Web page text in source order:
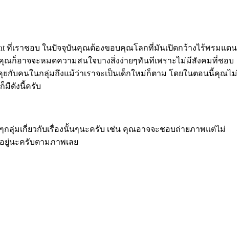
ที่เราชอบ ในปัจจุบันคุณต้องขอบคุณโลกที่มันเปิดกว้างไร้พรมแดน
อาจจะหมดความสนใจบางสิ่งง่ายๆทันทีเพราะไม่มีสังคมที่ชอบ
กับคนในกลุ่มถึงแม้ว่าเราจะเป็นเด็กใหม่ก็ตาม โดยในตอนนี้คุณไม่
มีดังนี้ครับ
ๆกลุ่มเกี่ยวกับเรื่องนั้นๆนะครับ เช่น คุณอาจจะชอบถ่ายภาพแต่ไม่
ยู่นะครับตามภาพเลย